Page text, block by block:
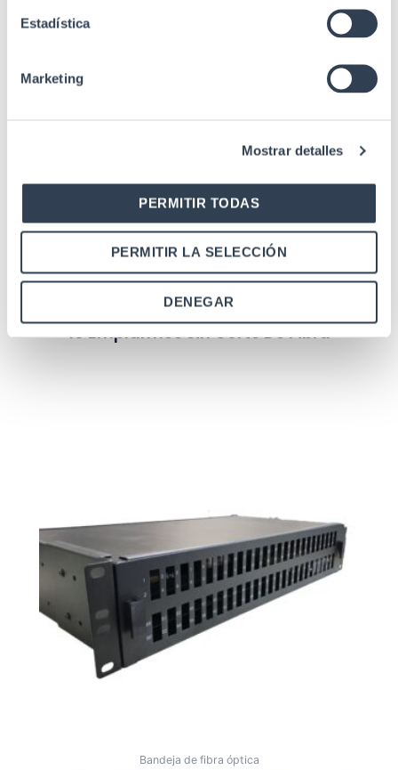
Estadística
Marketing
Mostrar detalles
PERMITIR TODAS
PERMITIR LA SELECCIÓN
DENEGAR
Caja Distribución F.O. Estanca, Hasta
16 Emplarmes Sin Corte De Fibra
Bandeja de fibra óptica